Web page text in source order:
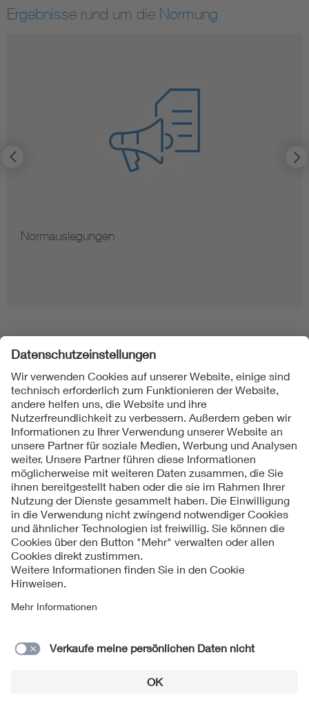
Ergebnisse rund um die Normung
Hinweise zur Vervielfältigung von Normen
Folgen Sie uns
Kontakt
Impressum
Datenschutzinformationen
Cookie Hinweise
Compliance
Jahresarchiv
© 2026 VDE Verband der Elektrotechnik Elektronik